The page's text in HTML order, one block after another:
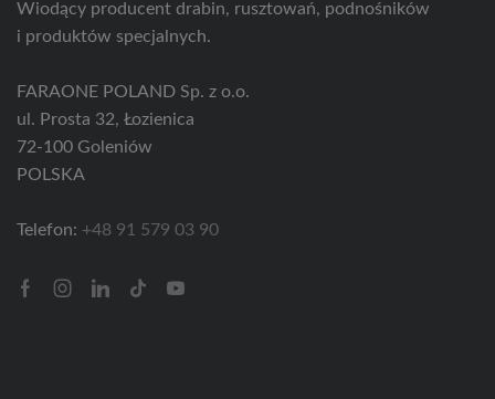
Wiodący producent drabin, rusztowań, podnośników
i produktów specjalnych.
FARAONE POLAND Sp. z o.o.
ul. Prosta 32, Łozienica
72-100 Goleniów
POLSKA
Telefon: +48 91 579 03 90
FacebookInstagram
Linkedin
Tik-
Youtube